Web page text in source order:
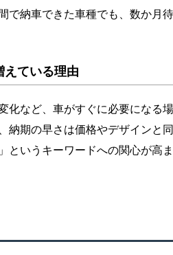
で納車できた車種でも、数か月
えている理由
化など、車がすぐに必要になる
納期の早さは価格やデザインと
というキーワードへの関心が高ま